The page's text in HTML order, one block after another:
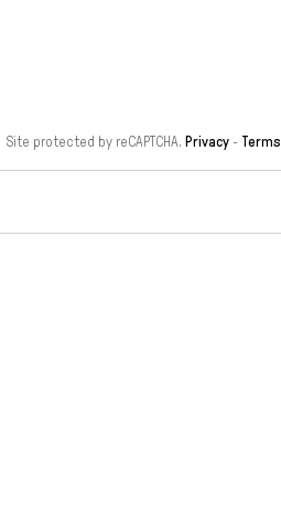
Site protected by reCAPTCHA. Privacy- Terms